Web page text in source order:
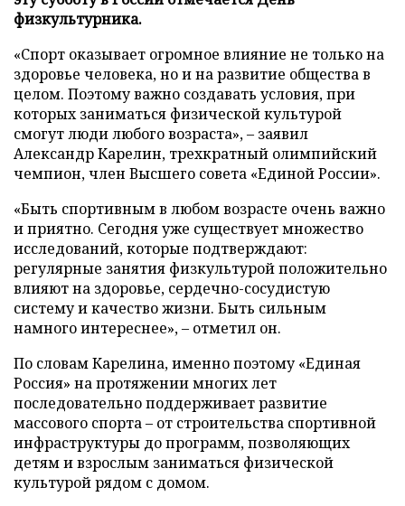
физкультурника.
«Спорт оказывает огромное влияние не только на
здоровье человека, но и на развитие общества в
целом. Поэтому важно создавать условия, при
которых заниматься физической культурой
смогут люди любого возраста», – заявил
Александр Карелин, трехкратный олимпийский
чемпион, член Высшего совета «Единой России».
«Быть спортивным в любом возрасте очень важно
и приятно. Сегодня уже существует множество
исследований, которые подтверждают:
регулярные занятия физкультурой положительно
влияют на здоровье, сердечно-сосудистую
систему и качество жизни. Быть сильным
намного интереснее», – отметил он.
По словам Карелина, именно поэтому «Единая
Россия» на протяжении многих лет
последовательно поддерживает развитие
массового спорта – от строительства спортивной
инфраструктуры до программ, позволяющих
детям и взрослым заниматься физической
культурой рядом с домом.